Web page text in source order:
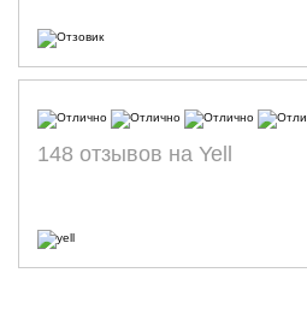
148 отзывов на Yell